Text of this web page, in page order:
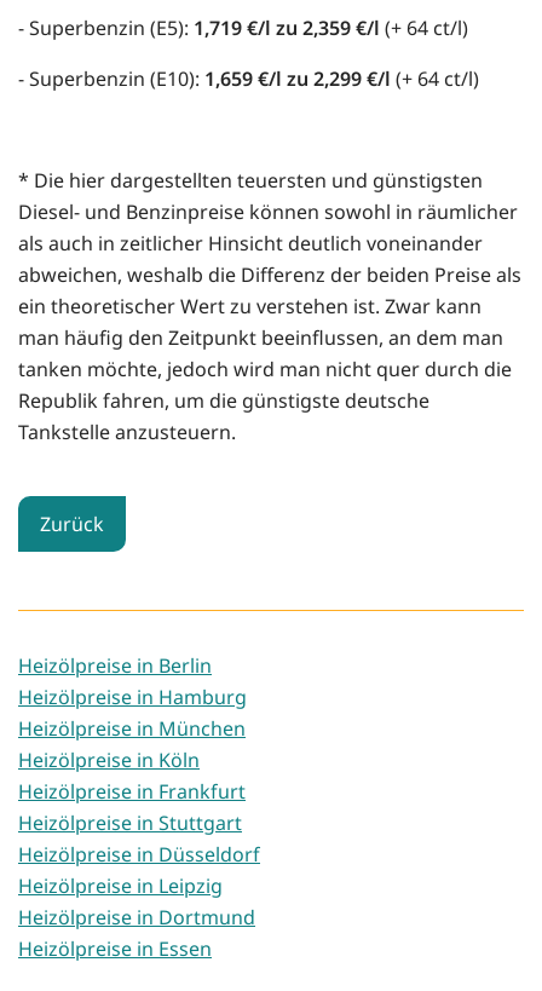
- Superbenzin (E5): 1,719 €/l zu 2,359 €/l (+ 64 ct/l)
- Superbenzin (E10): 1,659 €/l zu 2,299 €/l (+ 64 ct/l)
* Die hier dargestellten teuersten und günstigsten
Diesel- und Benzinpreise können sowohl in räumlicher
als auch in zeitlicher Hinsicht deutlich voneinander
abweichen, weshalb die Differenz der beiden Preise als
ein theoretischer Wert zu verstehen ist. Zwar kann
man häufig den Zeitpunkt beeinflussen, an dem man
tanken möchte, jedoch wird man nicht quer durch die
Republik fahren, um die günstigste deutsche
Tankstelle anzusteuern.
Zurück
Heizölpreise in Berlin
Heizölpreise in Hamburg
Heizölpreise in München
Heizölpreise in Köln
Heizölpreise in Frankfurt
Heizölpreise in Stuttgart
Heizölpreise in Düsseldorf
Heizölpreise in Leipzig
Heizölpreise in Dortmund
Heizölpreise in Essen